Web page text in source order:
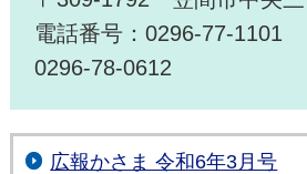
電話番号：0296-77-1101
0296-78-0612
広報かさま 令和6年3月号